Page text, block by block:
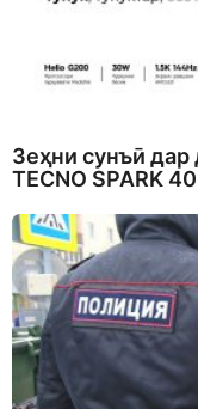
Зеҳни сунъӣ
TECNO SPARK